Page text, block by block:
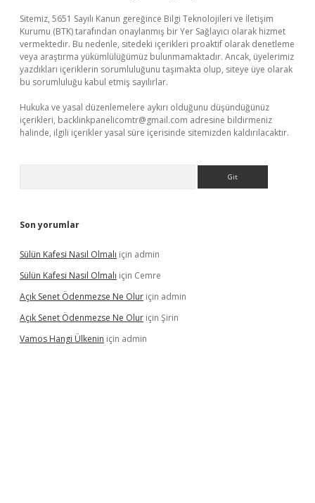
Sitemiz, 5651 Sayılı Kanun gereğince Bilgi Teknolojileri ve İletişim
Kurumu (BTK) tarafından onaylanmış bir Yer Sağlayıcı olarak hizmet
vermektedir. Bu nedenle, sitedeki içerikleri proaktif olarak denetleme
veya araştırma yükümlülüğümüz bulunmamaktadır. Ancak, üyelerimiz
yazdıkları içeriklerin sorumluluğunu taşımakta olup, siteye üye olarak
bu sorumluluğu kabul etmiş sayılırlar.
Hukuka ve yasal düzenlemelere aykırı olduğunu düşündüğünüz
içerikleri, backlinkpanelicomtr@gmail.com adresine bildirmeniz
halinde, ilgili içerikler yasal süre içerisinde sitemizden kaldırılacaktır.
Son yorumlar
Sülün Kafesi Nasıl Olmalı için admin
Sülün Kafesi Nasıl Olmalı için Cemre
Açık Senet Ödenmezse Ne Olur için admin
Açık Senet Ödenmezse Ne Olur için Şirin
Vamos Hangi Ülkenin için admin